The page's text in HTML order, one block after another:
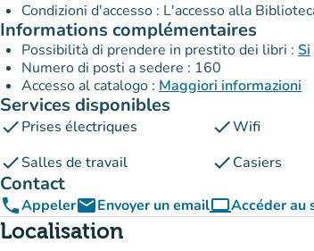
Condizioni d'accesso : L'accesso alla
Informations complémentaires
Possibilità di prendere in prestito dei libri : Si
Numero di posti a sedere : 160
Accesso al catalogo : Maggiori informazioni
Services disponibles
checkPrises électriques checkWifi
checkSalles de travail checkCasiers
Contact
phoneAppeleremailEnvoyer un emailcomputerAccéder au
Localisation